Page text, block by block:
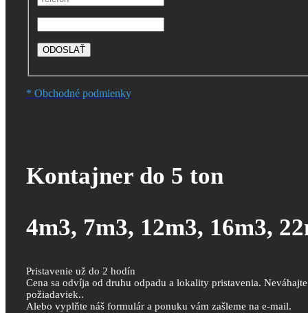
* Obchodné podmienky
Kontajner do 5 ton
4m3, 7m3, 12m3, 16m3,
Pristavenie už do 2 hodín
Cena sa odvíja od druhu odpadu a lokality pristavenia.
požiadaviek..
Alebo vyplňte náš formulár a ponuku vám zašleme na e-mail.